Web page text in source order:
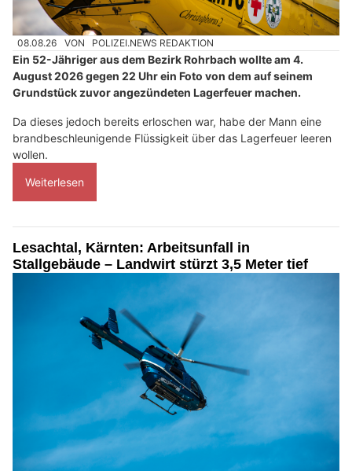
08.08.26 VON POLIZEI.NEWS REDAKTION
Ein 52-Jähriger aus dem Bezirk Rohrbach wollte am 4.
August 2026 gegen 22 Uhr ein Foto von dem auf seinem
Grundstück zuvor angezündeten Lagerfeuer machen.
Da dieses jedoch bereits erloschen war, habe der Mann eine
brandbeschleunigende Flüssigkeit über das Lagerfeuer leeren
wollen.
Weiterlesen
Lesachtal, Kärnten: Arbeitsunfall in
Stallgebäude – Landwirt stürzt 3,5 Meter tief